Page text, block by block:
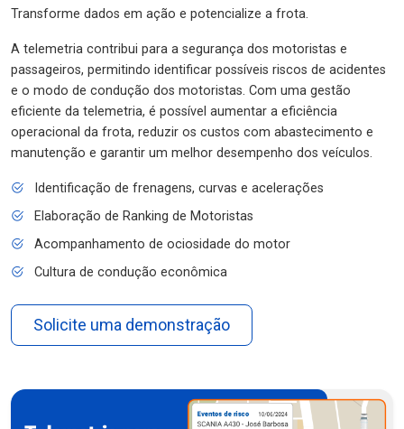
Transforme dados em ação e potencialize a frota.
A telemetria contribui para a segurança dos motoristas e
passageiros, permitindo identificar possíveis riscos de acidentes
e o modo de condução dos motoristas. Com uma gestão
eficiente da telemetria, é possível aumentar a eficiência
operacional da frota, reduzir os custos com abastecimento e
manutenção e garantir um melhor desempenho dos veículos.
Identificação de frenagens, curvas e acelerações
Elaboração de Ranking de Motoristas
Acompanhamento de ociosidade do motor
Cultura de condução econômica
Solicite uma demonstração